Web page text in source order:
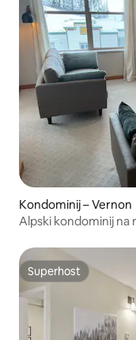
Kondominij – Vernon
Alpski kondominij na
Superhost
Superhost